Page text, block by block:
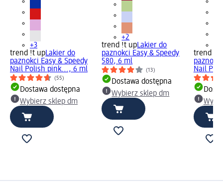
+3
trend !t upLakier do
paznokci Easy & Speedy
Nail Polish pink..., 6 ml
(55)
Dostawa dostępna
Wybierz sklep dm
+2
trend !t upLakier do
paznokci Easy & Speedy
580, 6 ml
(13)
Dostawa dostępna
Wybierz sklep dm
trend !t
Nail